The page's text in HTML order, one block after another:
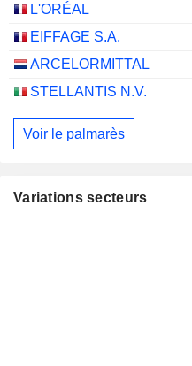
L'ORÉAL
EIFFAGE S.A.
ARCELORMITTAL
STELLANTIS N.V.
Voir le palmarès
Variations secteurs